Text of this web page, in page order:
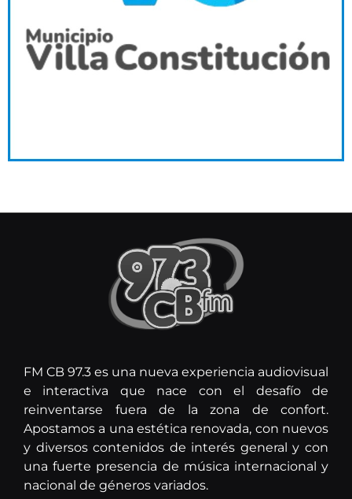
FM CB 97.3 es una nueva experiencia audiovisual
e interactiva que nace con el desafío de
reinventarse fuera de la zona de confort.
Apostamos a una estética renovada, con nuevos
y diversos contenidos de interés general y con
una fuerte presencia de música internacional y
nacional de géneros variados.